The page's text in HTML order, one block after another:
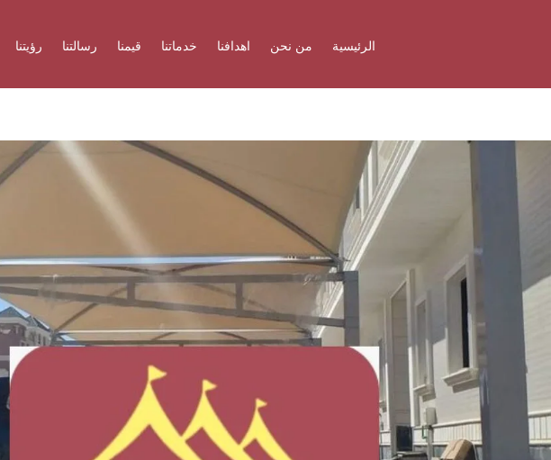
الرئيسية من نحن اهدافنا خدماتنا قيمنا رسالتنا رؤيتنا